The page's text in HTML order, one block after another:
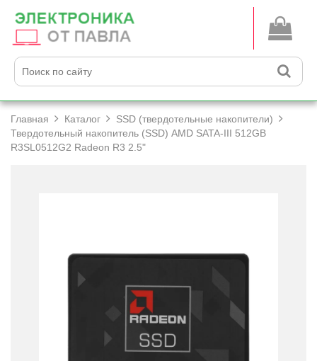
Главная Каталог
SSD (твердотельные накопители)
Твердотельный накопитель (SSD) AMD SATA-III 512GB
R3SL0512G2 Radeon R3 2.5"